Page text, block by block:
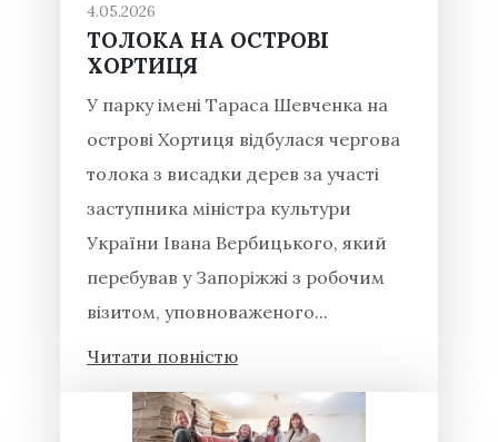
4.05.2026
ТОЛОКА НА ОСТРОВІ
ХОРТИЦЯ
У парку імені Тараса Шевченка на
острові Хортиця відбулася чергова
толока з висадки дерев за участі
заступника міністра культури
України Івана Вербицького, який
перебував у Запоріжжі з робочим
візитом, уповноваженого...
Читати повністю